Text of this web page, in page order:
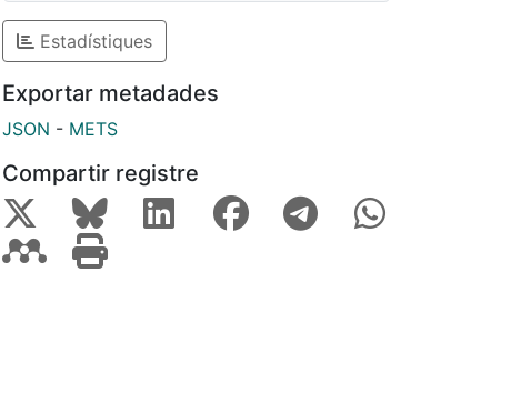
Estadístiques
Exportar metadades
JSON - METS
Compartir registre